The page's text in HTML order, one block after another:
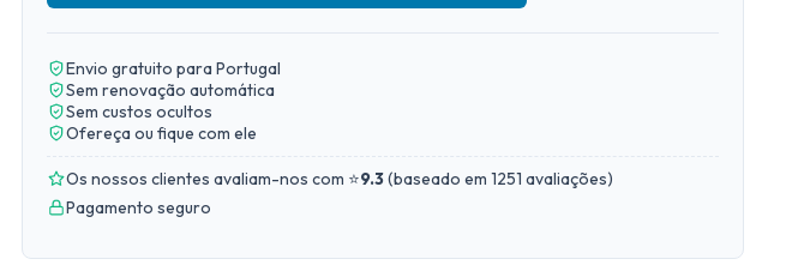
Envio gratuito para Portugal
Sem renovação automática
Sem custos ocultos
Ofereça ou fique com ele
Os nossos clientes avaliam-nos com ⭐9.3(baseado em 1251 avaliações)
Pagamento seguro